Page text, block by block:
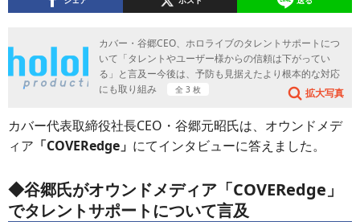
カバー・谷郷CEO、ホロライブのタレントサポートにつ
いて「タレントやユーザー様からの信頼は下がってい
る」と言及ー今後は、予防も見据えたより根本的な対応
にも取り組み
全 3 枚 拡大写真
カバー代表取締役社長CEO・谷郷元昭氏は、オウンドメデ
ィア 「COVERedge」 にてインタビューに答えました。
◆谷郷氏がオウンドメディア「COVERedge」
でタレントサポートについて言及